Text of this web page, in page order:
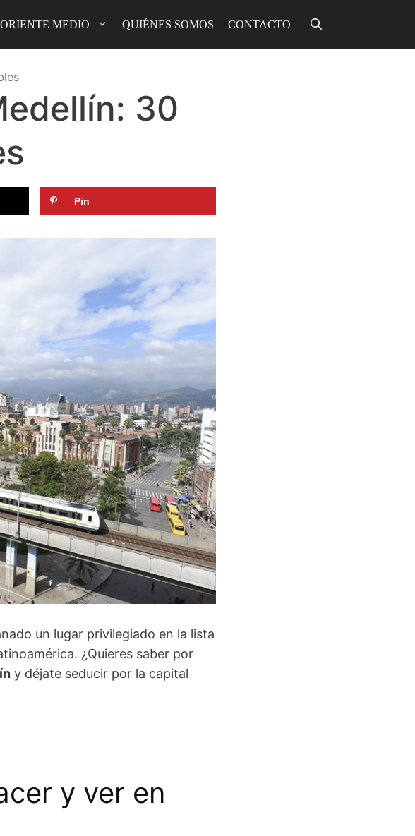
MEDIO QUIÉNES SOMOS CONTACTO
30
Pin
un lugar privilegiado en la lista
¿Quieres saber por
y déjate seducir por la capital
y ver en